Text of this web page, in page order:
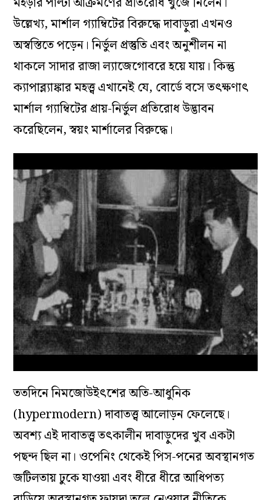
উল্লেখ্য, মার্শাল গ্যাম্বিটের বিরুদ্ধে দাবাড়ুরা এখনও
অস্বস্তিতে পড়েন। নির্ভুল প্রস্তুতি এবং অনুশীলন না
থাকলে সাদার রাজা ল্যাজেগোবরে হয়ে যায়। কিন্তু
ক্যাপাব্ল্যাঙ্কার মহত্ত্ব এখানেই যে, বোর্ডে বসে তৎক্ষণাৎ
মার্শাল গ্যাম্বিটের প্রায়-নির্ভুল প্রতিরোধ উদ্ভাবন
করেছিলেন, স্বয়ং মার্শালের বিরুদ্ধে।
ততদিনে নিমজোউইৎশের অতি-আধুনিক
(hypermodern) দাবাতত্ত্ব আলোড়ন ফেলেছে।
অবশ্য এই দাবাতত্ত্ব তৎকালীন দাবাড়ুদের খুব একটা
পছন্দ ছিল না। ওপেনিং থেকেই পিস-পনের অবস্থানগত
জটিলতায় ঢুকে যাওয়া এবং ধীরে ধীরে আধিপত্য